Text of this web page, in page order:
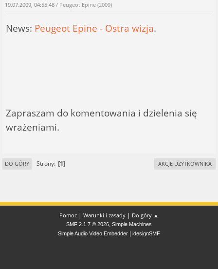
19.07.2009, 04:55:48 / Peugeot Epine (2009)
News: Peugeot Epine - Ostra wizja.
Zapraszam do komentowania i dzielenia się
wrażeniami.
DO GÓRY Strony 1 AKCJE UŻYTKOWNIKA
Pomoc | Warunki i zasady | Do góry ▲
SMF 2.1.7 © 2026, Simple Machines
Simple Audio Video Embedder
idesignSMF